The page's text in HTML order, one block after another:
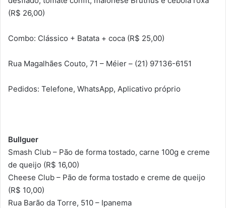
(R$ 26,00)
Combo: Clássico + Batata + coca (R$ 25,00)
Rua Magalhães Couto, 71 – Méier – (21) 97136-6151
Pedidos: Telefone, WhatsApp, Aplicativo próprio
Bullguer
Smash Club – Pão de forma tostado, carne 100g e creme
de queijo (R$ 16,00)
Cheese Club – Pão de forma tostado e creme de queijo
(R$ 10,00)
Rua Barão da Torre, 510 – Ipanema